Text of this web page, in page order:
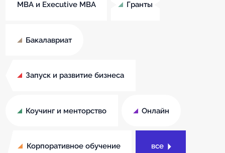
MBA и Executive MBA Гранты
Бакалавриат
Запуск и развитие бизнеса
Коучинг и менторство Онлайн
Корпоративное обучение все